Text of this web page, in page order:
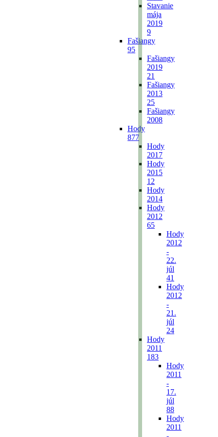
Stavanie
mája
2019
9
Fašiangy
95
Fašiangy
2019
21
Fašiangy
2013
25
Fašiangy
2008
Hody
877
Hody
2017
Hody
2015
12
Hody
2014
Hody
2012
65
Hody
2012
-
22.
júl
41
Hody
2012
-
21.
júl
24
Hody
2011
183
Hody
2011
-
17.
júl
88
Hody
2011